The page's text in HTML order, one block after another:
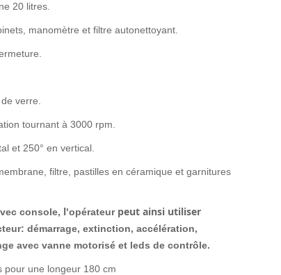
20 litres.
manomètre et filtre autonettoyant.
verre.
tournant à 3000 rpm.
et 250° en vertical.
filtre, pastilles en céramique et garnitures
console, l'opérateurpeut ainsi utiliser
démarrage, extinction, accélération,
avec vanne motorisé et leds de contrôle.
pour une longeur 180 cm